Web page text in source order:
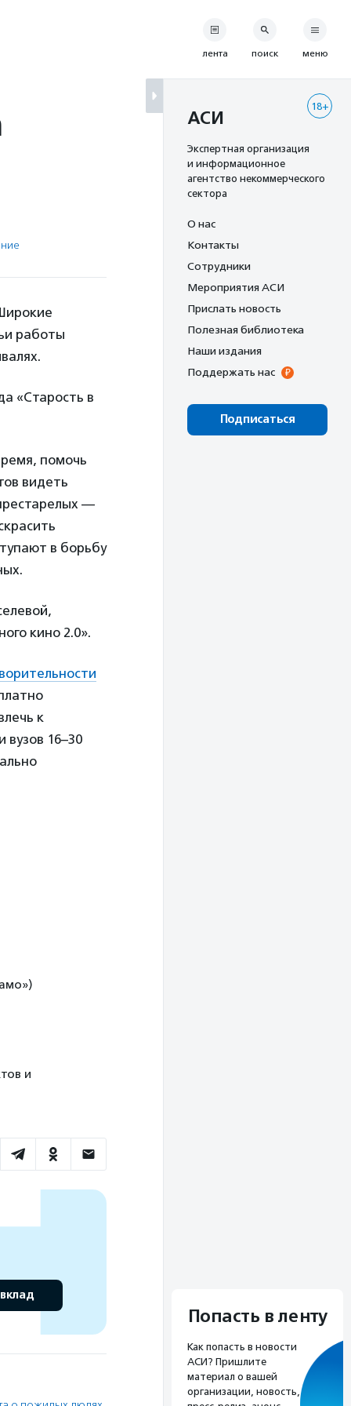
работы
«Старость в
помочь
видеть
—
в борьбу
кино 2.0».
к
вузов 16–30
и
лента поиск меню
18+
АСИ
Экспертная организация
и информационное
агентство некоммерческого
сектора
О нас
Контакты
Сотрудники
Мероприятия АСИ
Прислать новость
Полезная библиотека
Наши издания
Поддержать нас
Подписаться
Попасть в ленту
Как попасть в новости
АСИ? Пришлите
материал о вашей
организации, новость,